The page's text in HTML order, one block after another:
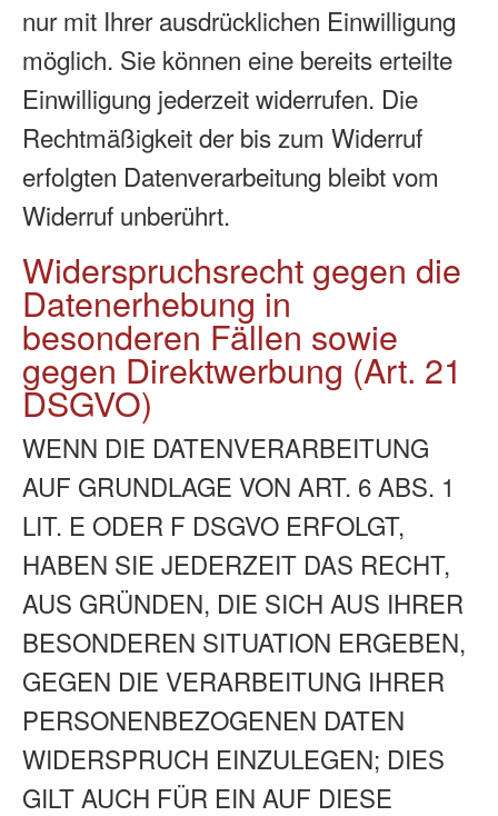
nur mit Ihrer ausdrücklichen Einwilligung
möglich. Sie können eine bereits erteilte
Einwilligung jederzeit widerrufen. Die
Rechtmäßigkeit der bis zum Widerruf
erfolgten Datenverarbeitung bleibt vom
Widerruf unberührt.
Widerspruchsrecht gegen die
Datenerhebung in
besonderen Fällen sowie
gegen Direktwerbung (Art. 21
DSGVO)
WENN DIE DATENVERARBEITUNG
AUF GRUNDLAGE VON ART. 6 ABS. 1
LIT. E ODER F DSGVO ERFOLGT,
HABEN SIE JEDERZEIT DAS RECHT,
AUS GRÜNDEN, DIE SICH AUS IHRER
BESONDEREN SITUATION ERGEBEN,
GEGEN DIE VERARBEITUNG IHRER
PERSONENBEZOGENEN DATEN
WIDERSPRUCH EINZULEGEN; DIES
GILT AUCH FÜR EIN AUF DIESE